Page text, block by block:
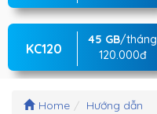
KC120
45 GB/tháng
120.000đ
Home
Hướng dẫn